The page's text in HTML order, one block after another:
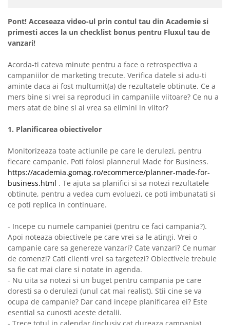
Pont! Acceseaza video-ul prin contul tau din Academie si
primesti acces la un checklist bonus pentru Fluxul tau de
vanzari!
Acorda-ti cateva minute pentru a face o retrospectiva a
campaniilor de marketing trecute. Verifica datele si adu-ti
aminte daca ai fost multumit(a) de rezultatele obtinute. Ce a
mers bine si vrei sa reproduci in campaniile viitoare? Ce nu a
mers atat de bine si ai vrea sa elimini in viitor?
1. Planificarea obiectivelor
Monitorizeaza toate actiunile pe care le derulezi, pentru
fiecare campanie. Poti folosi plannerul Made for Business.
https://academia.gomag.ro/ecommerce/planner-made-for-
business.html . Te ajuta sa planifici si sa notezi rezultatele
obtinute, pentru a vedea cum evoluezi, ce poti imbunatati si
ce poti replica in continuare.
- Incepe cu numele campaniei (pentru ce faci campania?).
Apoi noteaza obiectivele pe care vrei sa le atingi. Vrei o
campanie care sa genereze vanzari? Cate vanzari? Ce numar
de comenzi? Cati clienti vrei sa targetezi? Obiectivele trebuie
sa fie cat mai clare si notate in agenda.
- Nu uita sa notezi si un buget pentru campania pe care
doresti sa o derulezi (unul cat mai realist). Stii cine se va
ocupa de campanie? Dar cand incepe planificarea ei? Este
esential sa cunosti aceste detalii.